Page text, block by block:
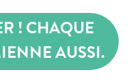
! CHAQUE
AUSSI.